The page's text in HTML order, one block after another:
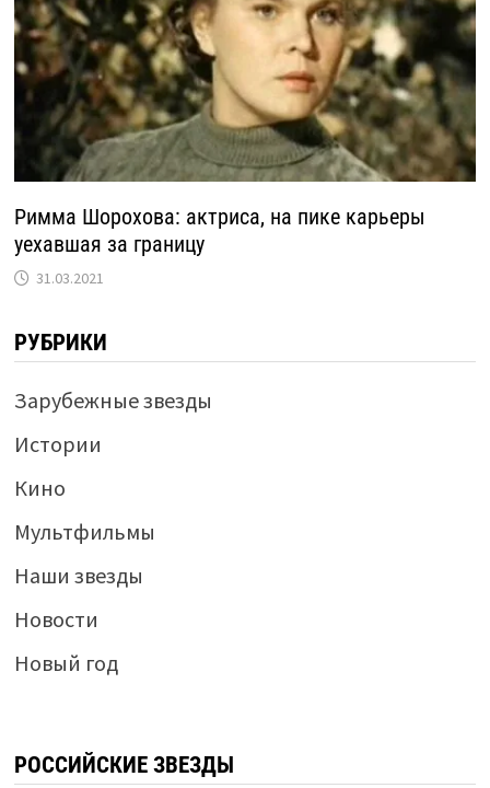
Римма Шорохова: актриса, на пике карьеры
уехавшая за границу
31.03.2021
РУБРИКИ
Зарубежные звезды
Истории
Кино
Мультфильмы
Наши звезды
Новости
Новый год
РОССИЙСКИЕ ЗВЕЗДЫ